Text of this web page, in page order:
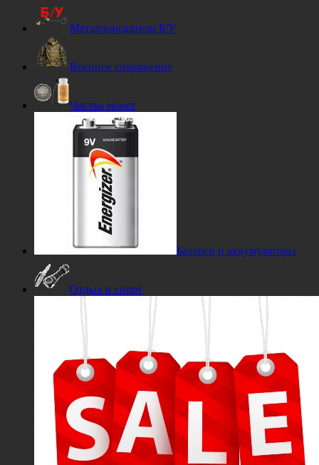
Металлоискатели Б/У
Военное снаряжение
Чистка монет
Батареи и аккумуляторы
Отдых и спорт